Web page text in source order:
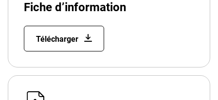
Fiche d’information
Télécharger